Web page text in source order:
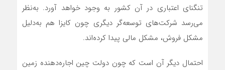
تنگنای اعتباری در آن کشور به وجود خواهد آورد. به‌نظر
می‌رسد شرکت‌های توسعه‌گر دیگری چون کایزا هم به‌دلیل
مشکل فروش، مشکل مالی پیدا کرده‌اند.
احتمال دیگر آن است که چون دولت چین اجاره‌دهنده زمین